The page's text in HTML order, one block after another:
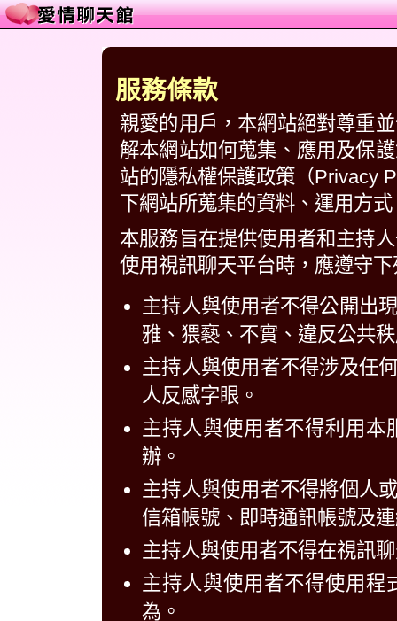
服務條款
親愛的用戶，本網站絕對尊重
解本網站如何蒐集、應用及保
站的隱私權保護政策（Privacy
下網站所蒐集的資料、運用方
本服務旨在提供使用者和主持
使用視訊聊天平台時，應遵守
主持人與使用者不得公開出
雅、猥褻、不實、違反公共
主持人與使用者不得涉及任
人反感字眼。
主持人與使用者不得利用
辦。
主持人與使用者不得將個人
信箱帳號、即時通訊帳號及
主持人與使用者不得在視訊
主持人與使用者不得使用
為。